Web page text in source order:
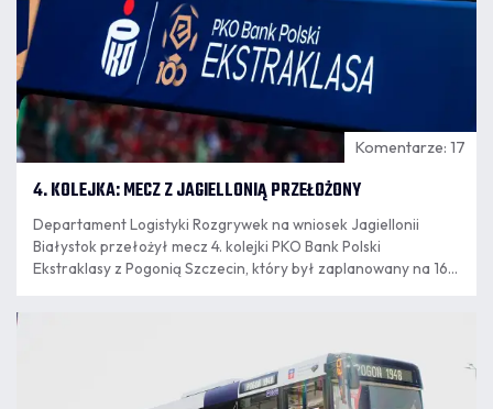
Komentarze: 17
4. KOLEJKA: MECZ Z JAGIELLONIĄ PRZEŁOŻONY
Departament Logistyki Rozgrywek na wniosek Jagiellonii
Białystok przełożył mecz 4. kolejki PKO Bank Polski
Ekstraklasy z Pogonią Szczecin, który był zaplanowany na 16